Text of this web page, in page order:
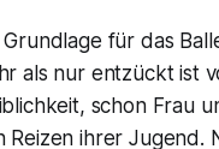
Grundlage für das
als nur entzückt ist
schon Frau
Reizen ihrer Jugend.